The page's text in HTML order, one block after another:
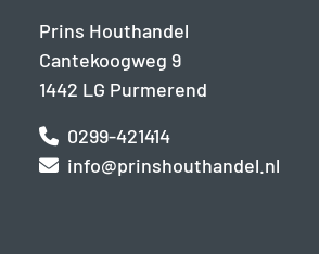
Prins Houthandel
Cantekoogweg 9
1442 LG Purmerend
0299-421414
info@prinshouthandel.nl